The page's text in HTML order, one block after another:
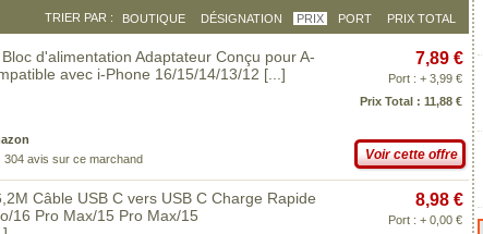
TRIER PAR : BOUTIQUE DÉSIGNATION PRIX PORT PRIX TOTAL
d'alimentation Adaptateur Conçu pour A-
avec i-Phone 16/15/14/13/12 [...]
304 avis sur ce marchand
7,89 €
Port : + 3,99 €
Prix Total : 11,88 €
Voir cette offre
Câble USB C vers USB C Charge Rapide
16 Pro Max/15 Pro Max/15
8,98 €
Port : + 0,00 €